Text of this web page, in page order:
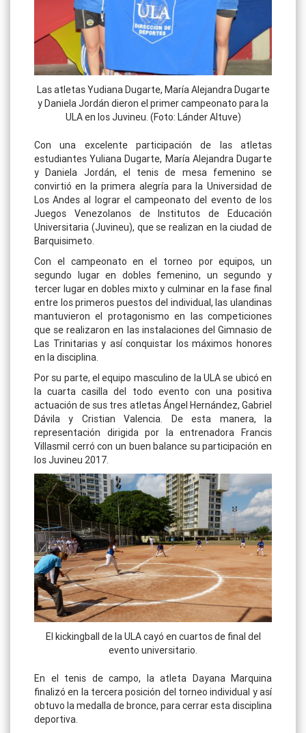
Las atletas Yudiana Dugarte, María Alejandra Dugarte
y Daniela Jordán dieron el primer campeonato para la
ULA en los Juvineu. (Foto: Lánder Altuve)
Con una excelente participación de las atletas
estudiantes Yuliana Dugarte, María Alejandra Dugarte
y Daniela Jordán, el tenis de mesa femenino se
convirtió en la primera alegría para la Universidad de
Los Andes al lograr el campeonato del evento de los
Juegos Venezolanos de Institutos de Educación
Universitaria (Juvineu), que se realizan en la ciudad de
Barquisimeto.
Con el campeonato en el torneo por equipos, un
segundo lugar en dobles femenino, un segundo y
tercer lugar en dobles mixto y culminar en la fase final
entre los primeros puestos del individual, las ulandinas
mantuvieron el protagonismo en las competiciones
que se realizaron en las instalaciones del Gimnasio de
Las Trinitarias y así conquistar los máximos honores
en la disciplina.
Por su parte, el equipo masculino de la ULA se ubicó en
la cuarta casilla del todo evento con una positiva
actuación de sus tres atletas Ángel Hernández, Gabriel
Dávila y Cristian Valencia. De esta manera, la
representación dirigida por la entrenadora Francis
Villasmil cerró con un buen balance su participación en
los Juvineu 2017.
El kickingball de la ULA cayó en cuartos de final del
evento universitario.
En el tenis de campo, la atleta Dayana Marquina
finalizó en la tercera posición del torneo individual y así
obtuvo la medalla de bronce, para cerrar esta disciplina
deportiva.